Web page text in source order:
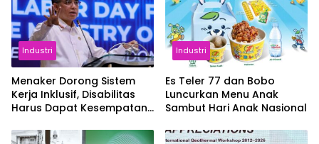
Industri
Menaker Dorong Sistem
Kerja Inklusif, Disabilitas
Harus Dapat Kesempatan
Industri
Es Teler 77 dan Bobo
Luncurkan Menu Anak
Sambut Hari Anak Nasional